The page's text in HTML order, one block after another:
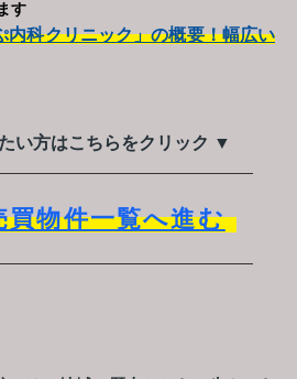
す
内科クリニック」の概要！幅広い
い方はこちらをクリック ▼
買物件一覧へ進む